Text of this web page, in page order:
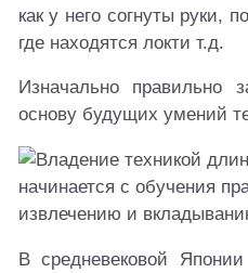
как у него согнуты руки,
где находятся локти т.д.
Изначально правильно
основу будущих умений
В средневековой